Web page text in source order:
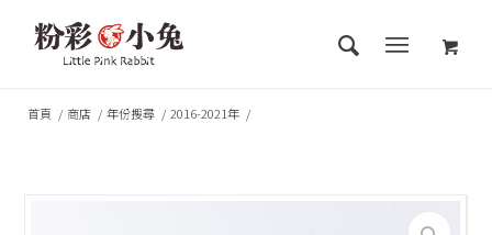
首頁 / 商店 / 年份搜尋 / 2016-2021年 /